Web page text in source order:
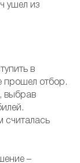
ушел из
в
прошел отбор.
выбрав
считалась
–